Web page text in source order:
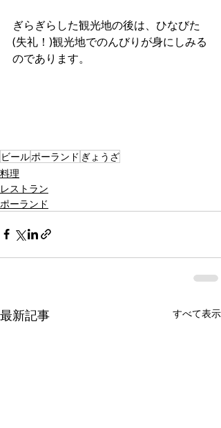
ぎらぎらした観光地の後は、ひなびた
(失礼！)観光地でのんびりが身にしみる
のであります。
ビールポーランド ぎょうざ
料理
レストラン
ポーランド
最新記事 すべて表示